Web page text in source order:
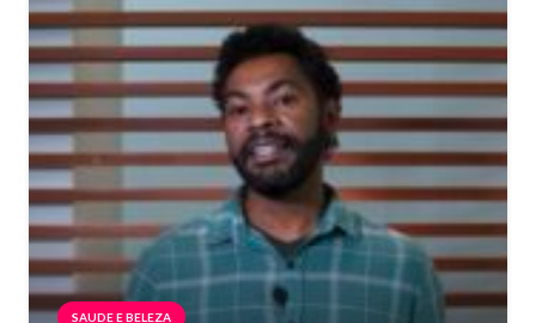
SAUDE E BELEZA